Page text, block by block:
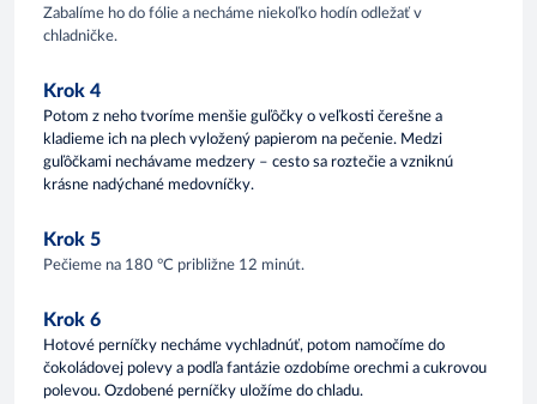
Zabalíme ho do fólie a necháme niekoľko hodín odležať v
chladničke.
Krok 4
Potom z neho tvoríme menšie guľôčky o veľkosti čerešne a
kladieme ich na plech vyložený papierom na pečenie. Medzi
guľôčkami nechávame medzery – cesto sa roztečie a vzniknú
krásne nadýchané medovníčky.
Krok 5
Pečieme na 180 °C približne 12 minút.
Krok 6
Hotové perníčky necháme vychladnúť, potom namočíme do
čokoládovej polevy a podľa fantázie ozdobíme orechmi a cukrovou
polevou. Ozdobené perníčky uložíme do chladu.